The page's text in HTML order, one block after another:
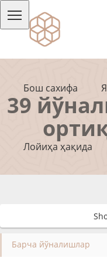
Бош сахифа
Лойиҳа ҳақида
39
Барча йўналишлар